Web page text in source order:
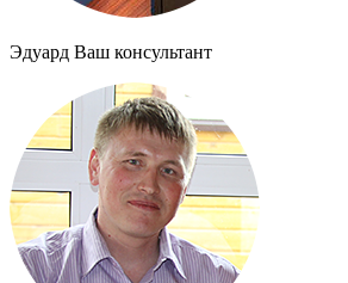
Эдуард Ваш консультант